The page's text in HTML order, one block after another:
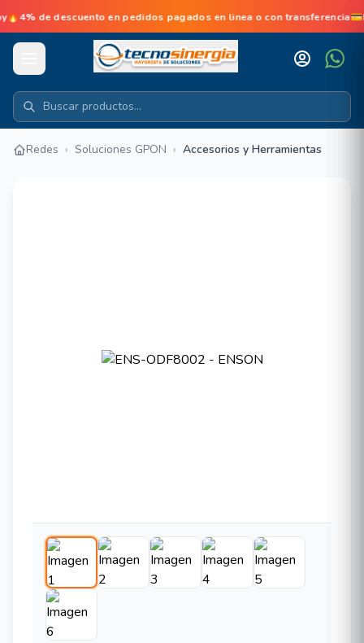
de descuento en pedidos pagados en linea o con
Redes › Soluciones GPON › Accesorios y Herramientas